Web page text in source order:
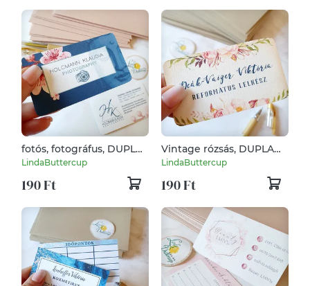
fotós, fotográfus, DUPLA
OLDALAS, Névjegykártya,
kozmetikus, fodrász,
körmös,
LindaButtercup
190 Ft
Vintage rózsás, DUPLA
OLDALAS, Vinatge,
Névjegykártya,
kozmetikus, fodrász,
körmös,
LindaButtercup
190 Ft